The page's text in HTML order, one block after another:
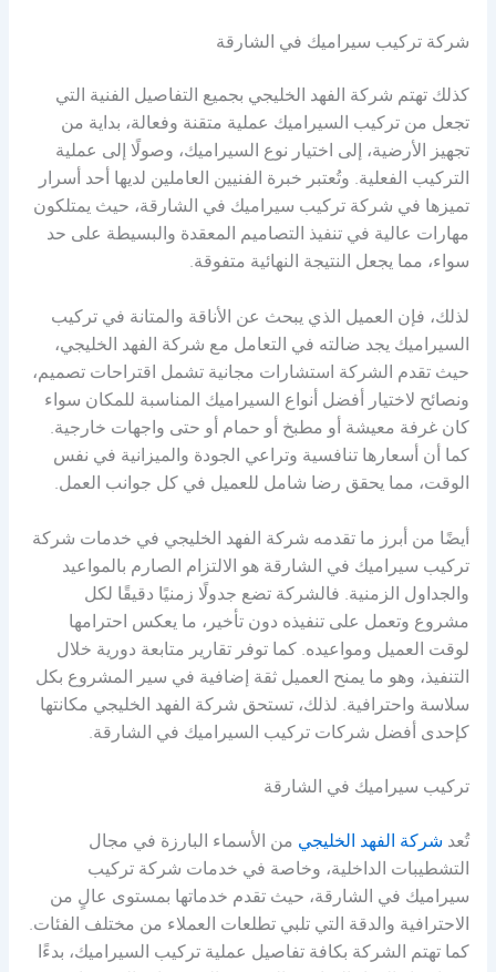
شركة تركيب سيراميك في الشارقة
كذلك تهتم شركة الفهد الخليجي بجميع التفاصيل الفنية التي
تجعل من تركيب السيراميك عملية متقنة وفعالة، بداية من
تجهيز الأرضية، إلى اختيار نوع السيراميك، وصولًا إلى عملية
التركيب الفعلية. وتُعتبر خبرة الفنيين العاملين لديها أحد أسرار
تميزها في شركة تركيب سيراميك في الشارقة، حيث يمتلكون
مهارات عالية في تنفيذ التصاميم المعقدة والبسيطة على حد
سواء، مما يجعل النتيجة النهائية متفوقة.
لذلك، فإن العميل الذي يبحث عن الأناقة والمتانة في تركيب
السيراميك يجد ضالته في التعامل مع شركة الفهد الخليجي،
حيث تقدم الشركة استشارات مجانية تشمل اقتراحات تصميم،
ونصائح لاختيار أفضل أنواع السيراميك المناسبة للمكان سواء
كان غرفة معيشة أو مطبخ أو حمام أو حتى واجهات خارجية.
كما أن أسعارها تنافسية وتراعي الجودة والميزانية في نفس
الوقت، مما يحقق رضا شامل للعميل في كل جوانب العمل.
أيضًا من أبرز ما تقدمه شركة الفهد الخليجي في خدمات شركة
تركيب سيراميك في الشارقة هو الالتزام الصارم بالمواعيد
والجداول الزمنية. فالشركة تضع جدولًا زمنيًا دقيقًا لكل
مشروع وتعمل على تنفيذه دون تأخير، ما يعكس احترامها
لوقت العميل ومواعيده. كما توفر تقارير متابعة دورية خلال
التنفيذ، وهو ما يمنح العميل ثقة إضافية في سير المشروع بكل
سلاسة واحترافية. لذلك، تستحق شركة الفهد الخليجي مكانتها
كإحدى أفضل شركات تركيب السيراميك في الشارقة.
تركيب سيراميك في الشارقة
تُعد شركة الفهد الخليجي من الأسماء البارزة في مجال
التشطيبات الداخلية، وخاصة في خدمات شركة تركيب
سيراميك في الشارقة، حيث تقدم خدماتها بمستوى عالٍ من
الاحترافية والدقة التي تلبي تطلعات العملاء من مختلف الفئات.
كما تهتم الشركة بكافة تفاصيل عملية تركيب السيراميك، بدءًا